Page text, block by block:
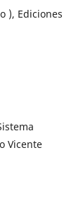
), Ediciones
Vicente